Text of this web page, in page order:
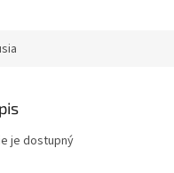
je dostupný